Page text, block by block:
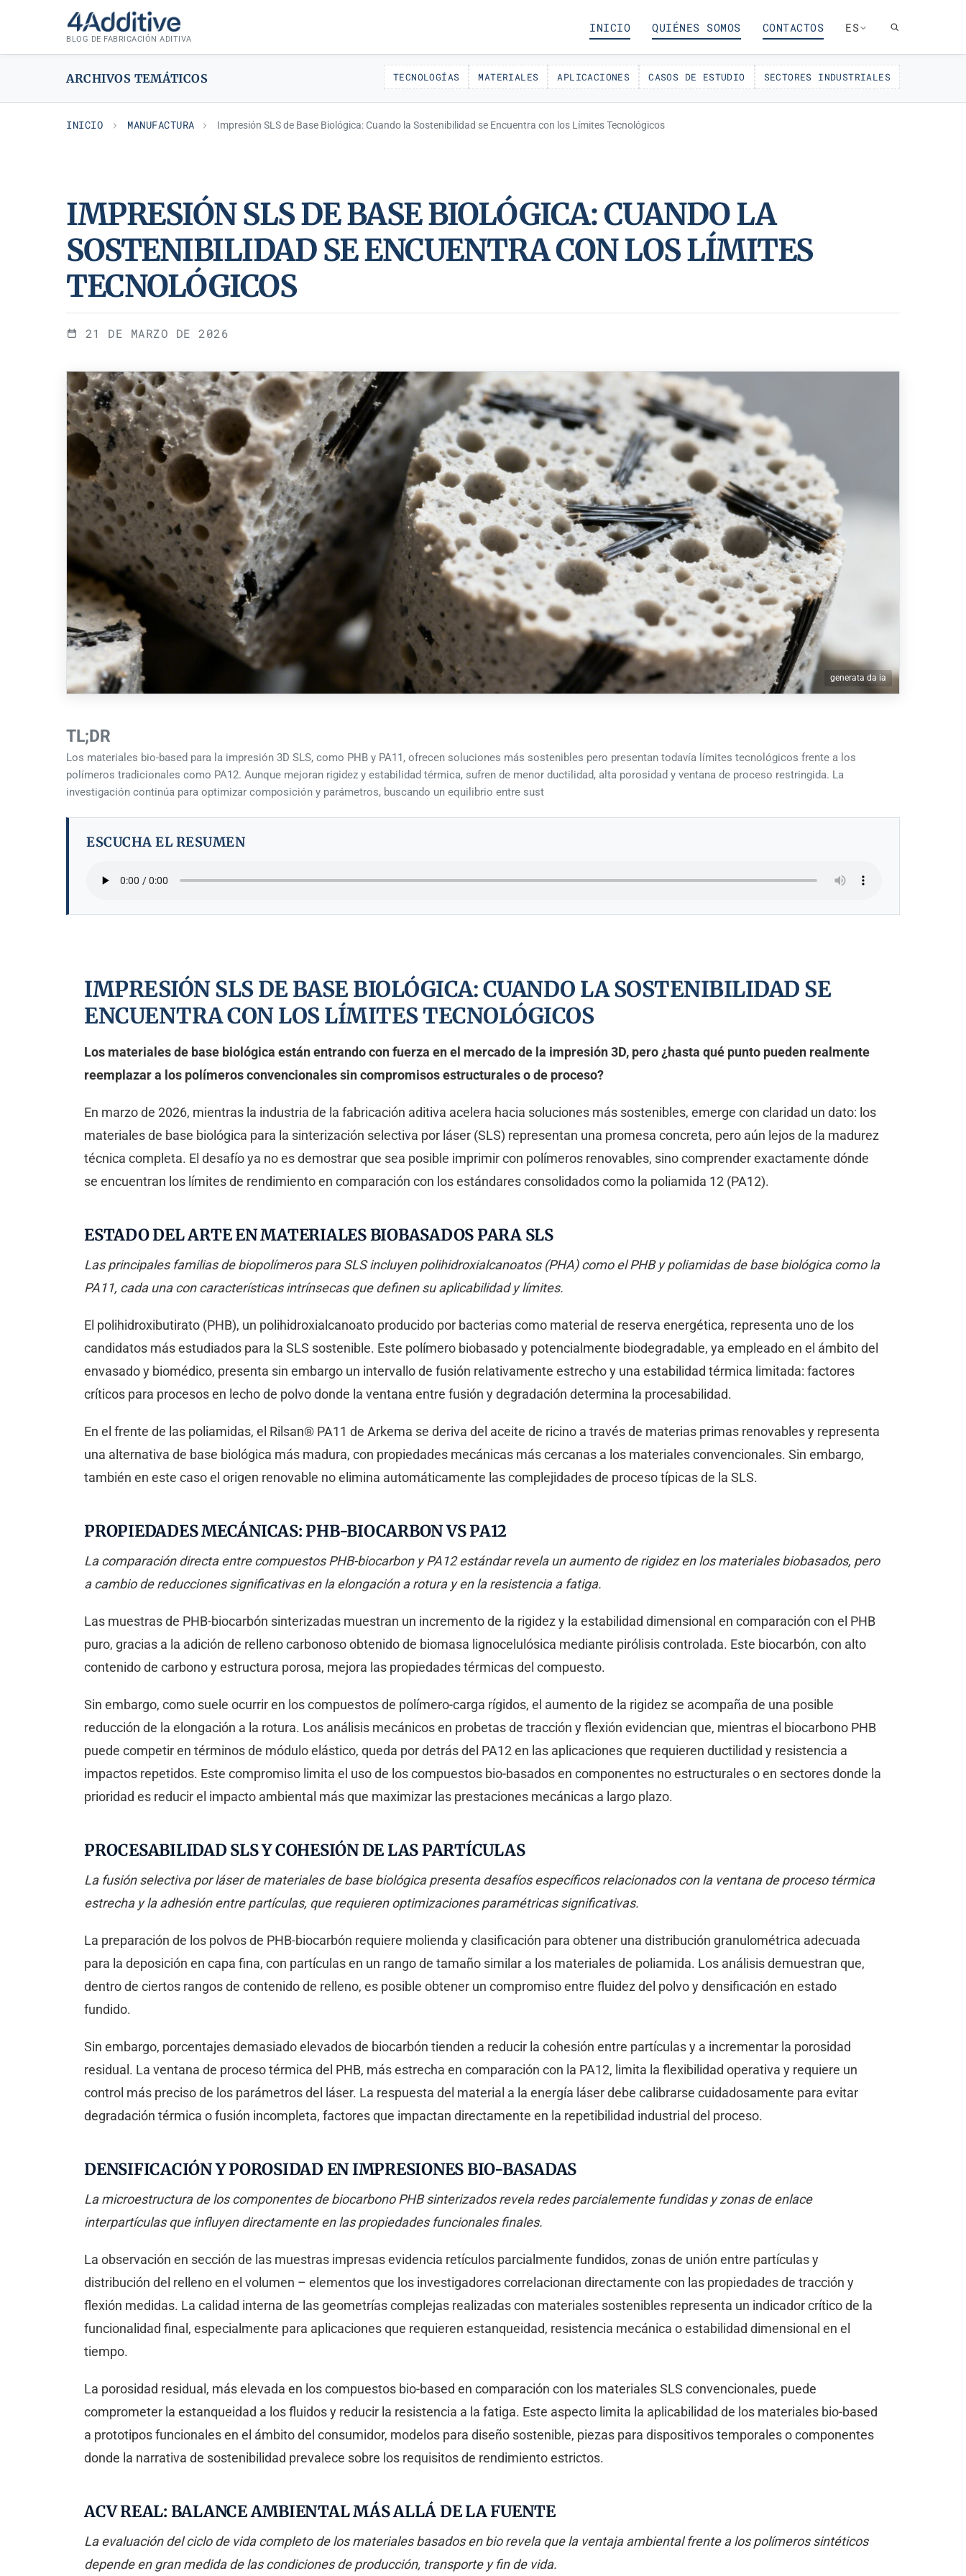
BLOG DE FABRICACIÓN ADITIVA
INICIO QUIÉNES SOMOS CONTACTOS ES
ARCHIVOS TEMÁTICOS TECNOLOGÍAS MATERIALES APLICACIONES CASOS DE ESTUDIO SECTORES INDUSTRIALES
INICIO MANUFACTURA Impresión SLS de Base Biológica: Cuando la Sostenibilidad se Encuentra con los Límites Tecnológicos
MANUFACTURA
IMPRESIÓN SLS DE BASE BIOLÓGICA: CUANDO LA
SOSTENIBILIDAD SE ENCUENTRA CON LOS LÍMITES
TECNOLÓGICOS
21 DE MARZO DE 2026
generata da ia
TL;DR
Los materiales bio-based para la impresión 3D SLS, como PHB y PA11, ofrecen soluciones más sostenibles pero presentan todavía límites tecnológicos frente a los
polímeros tradicionales como PA12. Aunque mejoran rigidez y estabilidad térmica, sufren de menor ductilidad, alta porosidad y ventana de proceso restringida. La
investigación continúa para optimizar composición y parámetros, buscando un equilibrio entre sust
ESCUCHA EL RESUMEN
IMPRESIÓN SLS DE BASE BIOLÓGICA: CUANDO LA SOSTENIBILIDAD SE
ENCUENTRA CON LOS LÍMITES TECNOLÓGICOS
Los materiales de base biológica están entrando con fuerza en el mercado de la impresión 3D, pero ¿hasta qué punto pueden realmente
reemplazar a los polímeros convencionales sin compromisos estructurales o de proceso?
En marzo de 2026, mientras la industria de la fabricación aditiva acelera hacia soluciones más sostenibles, emerge con claridad un dato: los
materiales de base biológica para la sinterización selectiva por láser (SLS) representan una promesa concreta, pero aún lejos de la madurez
técnica completa. El desafío ya no es demostrar que sea posible imprimir con polímeros renovables, sino comprender exactamente dónde
se encuentran los límites de rendimiento en comparación con los estándares consolidados como la poliamida 12 (PA12).
ESTADO DEL ARTE EN MATERIALES BIOBASADOS PARA SLS
Las principales familias de biopolímeros para SLS incluyen polihidroxialcanoatos (PHA) como el PHB y poliamidas de base biológica como la
PA11, cada una con características intrínsecas que definen su aplicabilidad y límites.
El polihidroxibutirato (PHB), un polihidroxialcanoato producido por bacterias como material de reserva energética, representa uno de los
candidatos más estudiados para la SLS sostenible. Este polímero biobasado y potencialmente biodegradable, ya empleado en el ámbito del
envasado y biomédico, presenta sin embargo un intervallo de fusión relativamente estrecho y una estabilidad térmica limitada: factores
críticos para procesos en lecho de polvo donde la ventana entre fusión y degradación determina la procesabilidad.
En el frente de las poliamidas, el Rilsan® PA11 de Arkema se deriva del aceite de ricino a través de materias primas renovables y representa
una alternativa de base biológica más madura, con propiedades mecánicas más cercanas a los materiales convencionales. Sin embargo,
también en este caso el origen renovable no elimina automáticamente las complejidades de proceso típicas de la SLS.
PROPIEDADES MECÁNICAS: PHB-BIOCARBON VS PA12
La comparación directa entre compuestos PHB-biocarbon y PA12 estándar revela un aumento de rigidez en los materiales biobasados, pero
a cambio de reducciones significativas en la elongación a rotura y en la resistencia a fatiga.
Las muestras de PHB-biocarbón sinterizadas muestran un incremento de la rigidez y la estabilidad dimensional en comparación con el PHB
puro, gracias a la adición de relleno carbonoso obtenido de biomasa lignocelulósica mediante pirólisis controlada. Este biocarbón, con alto
contenido de carbono y estructura porosa, mejora las propiedades térmicas del compuesto.
Sin embargo, como suele ocurrir en los compuestos de polímero-carga rígidos, el aumento de la rigidez se acompaña de una posible
reducción de la elongación a la rotura. Los análisis mecánicos en probetas de tracción y flexión evidencian que, mientras el biocarbono PHB
puede competir en términos de módulo elástico, queda por detrás del PA12 en las aplicaciones que requieren ductilidad y resistencia a
impactos repetidos. Este compromiso limita el uso de los compuestos bio-basados en componentes no estructurales o en sectores donde la
prioridad es reducir el impacto ambiental más que maximizar las prestaciones mecánicas a largo plazo.
PROCESABILIDAD SLS Y COHESIÓN DE LAS PARTÍCULAS
La fusión selectiva por láser de materiales de base biológica presenta desafíos específicos relacionados con la ventana de proceso térmica
estrecha y la adhesión entre partículas, que requieren optimizaciones paramétricas significativas.
La preparación de los polvos de PHB-biocarbón requiere molienda y clasificación para obtener una distribución granulométrica adecuada
para la deposición en capa fina, con partículas en un rango de tamaño similar a los materiales de poliamida. Los análisis demuestran que,
dentro de ciertos rangos de contenido de relleno, es posible obtener un compromiso entre fluidez del polvo y densificación en estado
fundido.
Sin embargo, porcentajes demasiado elevados de biocarbón tienden a reducir la cohesión entre partículas y a incrementar la porosidad
residual. La ventana de proceso térmica del PHB, más estrecha en comparación con la PA12, limita la flexibilidad operativa y requiere un
control más preciso de los parámetros del láser. La respuesta del material a la energía láser debe calibrarse cuidadosamente para evitar
degradación térmica o fusión incompleta, factores que impactan directamente en la repetibilidad industrial del proceso.
DENSIFICACIÓN Y POROSIDAD EN IMPRESIONES BIO-BASADAS
La microestructura de los componentes de biocarbono PHB sinterizados revela redes parcialemente fundidas y zonas de enlace
interpartículas que influyen directamente en las propiedades funcionales finales.
La observación en sección de las muestras impresas evidencia retículos parcialmente fundidos, zonas de unión entre partículas y
distribución del relleno en el volumen – elementos que los investigadores correlacionan directamente con las propiedades de tracción y
flexión medidas. La calidad interna de las geometrías complejas realizadas con materiales sostenibles representa un indicador crítico de la
funcionalidad final, especialmente para aplicaciones que requieren estanqueidad, resistencia mecánica o estabilidad dimensional en el
tiempo.
La porosidad residual, más elevada en los compuestos bio-based en comparación con los materiales SLS convencionales, puede
comprometer la estanqueidad a los fluidos y reducir la resistencia a la fatiga. Este aspecto limita la aplicabilidad de los materiales bio-based
a prototipos funcionales en el ámbito del consumidor, modelos para diseño sostenible, piezas para dispositivos temporales o componentes
donde la narrativa de sostenibilidad prevalece sobre los requisitos de rendimiento estrictos.
ACV REAL: BALANCE AMBIENTAL MÁS ALLÁ DE LA FUENTE
La evaluación del ciclo de vida completo de los materiales basados en bio revela que la ventaja ambiental frente a los polímeros sintéticos
depende en gran medida de las condiciones de producción, transporte y fin de vida.